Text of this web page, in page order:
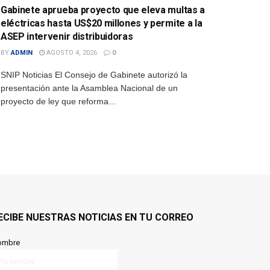
Gabinete aprueba proyecto que eleva multas a
eléctricas hasta US$20 millones y permite a la
ASEP intervenir distribuidoras
BY ADMIN AGOSTO 4, 2026 0
SNIP Noticias El Consejo de Gabinete autorizó la
presentación ante la Asamblea Nacional de un
proyecto de ley que reforma...
NUESTRAS NOTICIAS EN TU CORREO